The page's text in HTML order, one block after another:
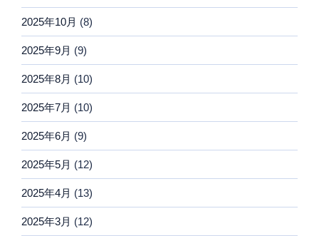
2025年10月 (8)
2025年9月 (9)
2025年8月 (10)
2025年7月 (10)
2025年6月 (9)
2025年5月 (12)
2025年4月 (13)
2025年3月 (12)